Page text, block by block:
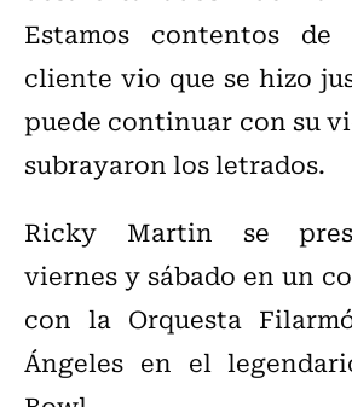
Estamos contentos de
cliente vio que se hizo
puede continuar con su
subrayaron los letrados.
Ricky Martin se
viernes y sábado en un
con la Orquesta
Ángeles en el